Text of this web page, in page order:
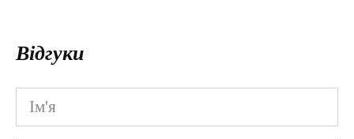
Відгуки
Ім'я
*